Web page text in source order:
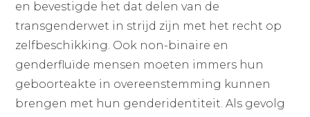
en bevestigde het dat delen van de
transgenderwet in strijd zijn met het recht op
zelfbeschikking. Ook non-binaire en
genderfluïde mensen moeten immers hun
geboorteakte in overeenstemming kunnen
brengen met hun genderidentiteit. Als gevolg